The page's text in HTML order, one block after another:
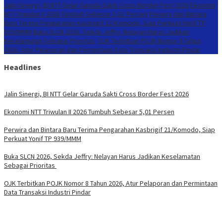
Jalin Sinergi, BI NTT Gelar Garuda Sakti Cross Border Fest 2026 Ekonomi
NTT Triwulan II 2026 Tumbuh Sebesar 5,01 Persen Perwira dan Bintara
Baru Terima Pengarahan Kasbrigif 21/Komodo, Siap Perkuat Yonif TP
939/MMM Buka SLCN 2026, Sekda Jeffry: Nelayan Harus Jadikan
Keselamatan Sebagai Prioritas OJK Terbitkan POJK Nomor 8 Tahun
2026, Atur Pelaporan dan Permintaan Data Transaksi Industri Pindar
Headlines
Jalin Sinergi, BI NTT Gelar Garuda Sakti Cross Border Fest 2026
Ekonomi NTT Triwulan II 2026 Tumbuh Sebesar 5,01 Persen
Perwira dan Bintara Baru Terima Pengarahan Kasbrigif 21/Komodo, Siap
Perkuat Yonif TP 939/MMM
Buka SLCN 2026, Sekda Jeffry: Nelayan Harus Jadikan Keselamatan
Sebagai Prioritas
OJK Terbitkan POJK Nomor 8 Tahun 2026, Atur Pelaporan dan Permintaan
Data Transaksi Industri Pindar